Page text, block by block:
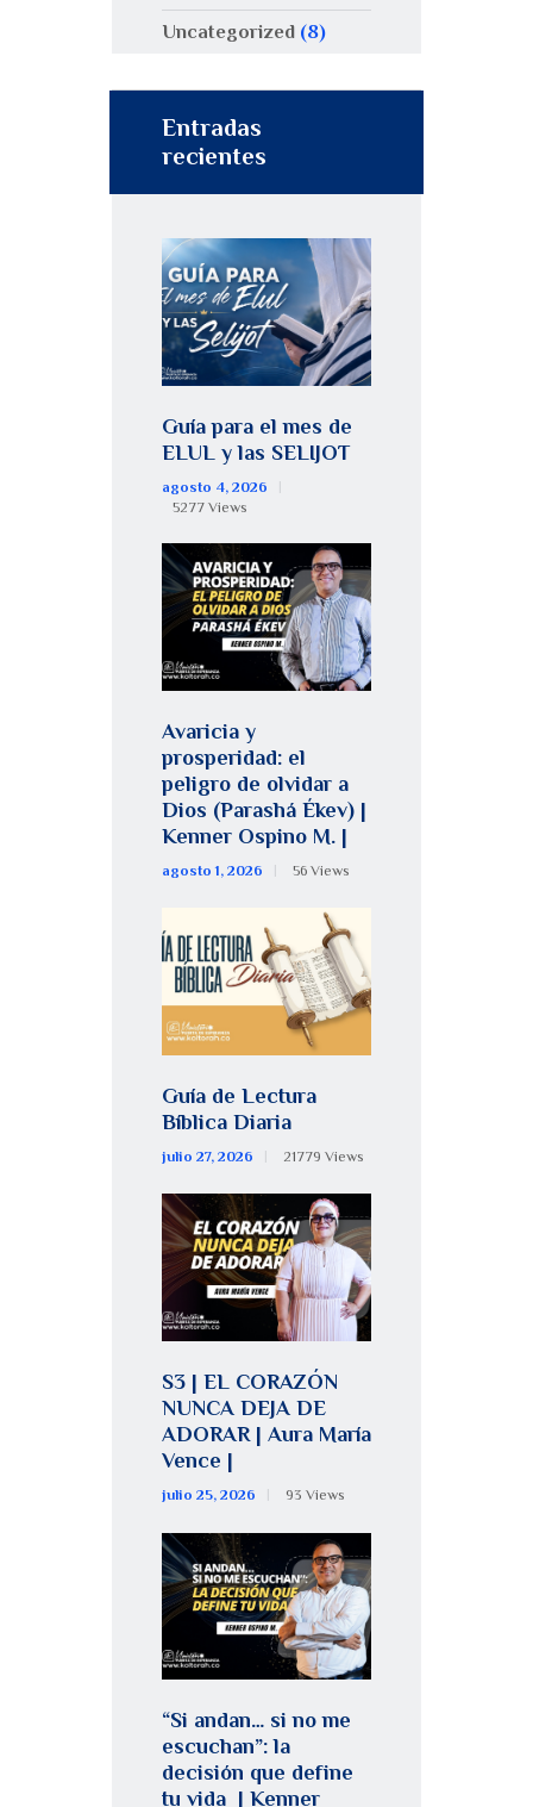
Uncategorized (8)
Entradas
recientes
Guía para el mes de
ELUL y las SELIJOT
agosto 4, 2026
5277 Views
Avaricia y
prosperidad: el
peligro de olvidar a
Dios (Parashá Ékev) |
Kenner Ospino M. |
agosto 1, 2026 56 Views
Guía de Lectura
Bíblica Diaria
julio 27, 2026 21779 Views
S3 | EL CORAZÓN
NUNCA DEJA DE
ADORAR | Aura María
Vence |
julio 25, 2026 93 Views
“Si andan… si no me
escuchan”: la
decisión que define
tu vida | Kenner